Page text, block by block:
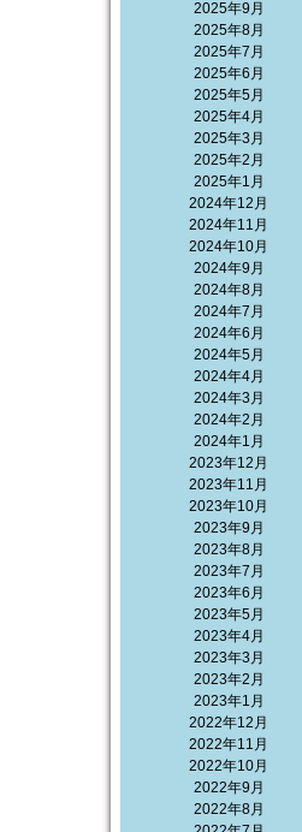
2025年9月
2025年8月
2025年7月
2025年6月
2025年5月
2025年4月
2025年3月
2025年2月
2025年1月
2024年12月
2024年11月
2024年10月
2024年9月
2024年8月
2024年7月
2024年6月
2024年5月
2024年4月
2024年3月
2024年2月
2024年1月
2023年12月
2023年11月
2023年10月
2023年9月
2023年8月
2023年7月
2023年6月
2023年5月
2023年4月
2023年3月
2023年2月
2023年1月
2022年12月
2022年11月
2022年10月
2022年9月
2022年8月